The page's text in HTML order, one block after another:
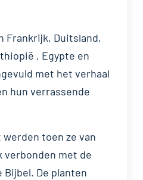
Frankrijk, Duitsland,
, Egypte en
met het verhaal
hun verrassende
toen ze van
verbonden met de
De planten